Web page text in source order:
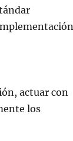
actuar con
los